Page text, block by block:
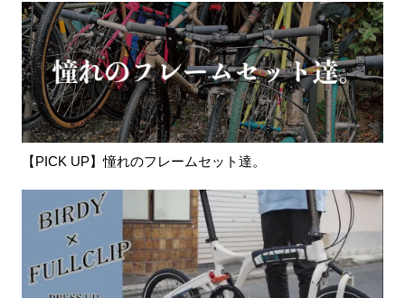
【PICK UP】憧れのフレームセット達。